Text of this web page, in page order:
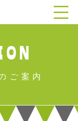
ご案内